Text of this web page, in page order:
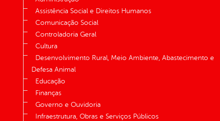
Assistência Social e Direitos Humanos
Comunicação Social
Controladoria Geral
Cultura
Desenvolvimento Rural, Meio Ambiente, Abastecimento e
Defesa Animal
Educação
Finanças
Governo e Ouvidoria
Infraestrutura, Obras e Serviços Públicos